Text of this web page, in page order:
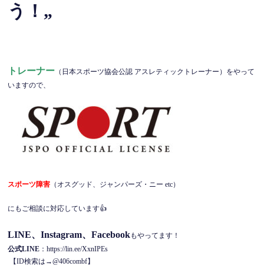
う！„
トレーナー（日本スポーツ協会公認 アスレティックトレーナー）をやって
いますので、
スポーツ障害（オスグッド、ジャンパーズ・ニー etc）
にもご相談に対応しています👍
LINE、Instagram、Facebookもやってます！
公式LINE：https://lin.ee/XxnIPEs
【ID検索は→@406combf】